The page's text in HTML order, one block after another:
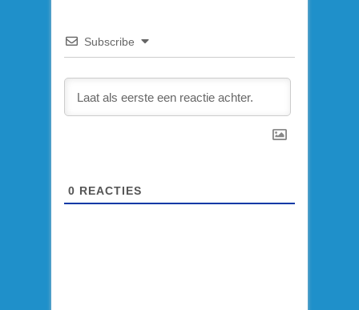
Subscribe
0 REACTIES